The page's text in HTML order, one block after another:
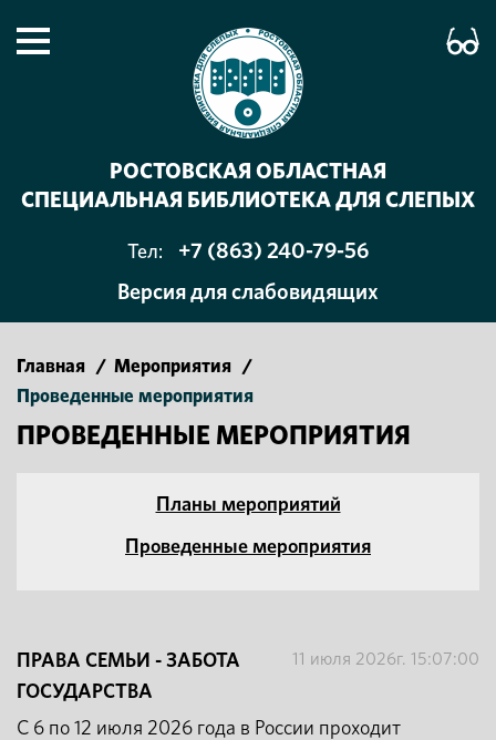
РОСТОВСКАЯ ОБЛАСТНАЯ
СПЕЦИАЛЬНАЯ БИБЛИОТЕКА ДЛЯ СЛЕПЫХ
Тел:
+7 (863) 240-79-56
Версия для слабовидящих
Главная / Мероприятия
/
Проведенные мероприятия
ПРОВЕДЕННЫЕ МЕРОПРИЯТИЯ
Планы мероприятий
Проведенные мероприятия
11 июля 2026г. 15:07:00
ПРАВА СЕМЬИ - ЗАБОТА
ГОСУДАРСТВА
С 6 по 12 июля 2026 года в России проходит